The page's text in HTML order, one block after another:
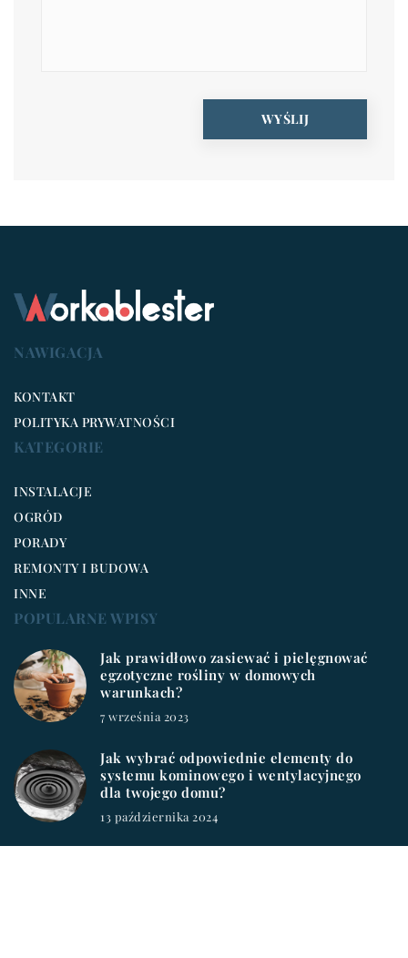
NAWIGACJA
KONTAKT
POLITYKA PRYWATNOŚCI
KATEGORIE
INSTALACJE
OGRÓD
PORADY
REMONTY I BUDOWA
INNE
POPULARNE WPISY
Jak prawidłowo zasiewać i pielęgnować
egzotyczne rośliny w domowych
warunkach?
7 września 2023
Jak wybrać odpowiednie elementy do
systemu kominowego i wentylacyjnego
dla twojego domu?
13 października 2024